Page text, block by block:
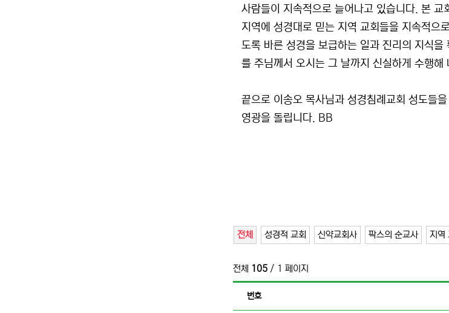
사람들이 지속적으로 늘어나고 있습니다. 본
지역에 성경대로 믿는 지역 교회들을 지속적으
도록 바른 성경을 보급하는 일과 진리의 지식
를 주님께서 오시는 그 날까지 신실하게 수행해
끝으로 이송오 목사님과 성경침례교회 성도들
영광을 돌립니다. BB
전체 성경적 교회 신약교회사 팍스의 순교사 지역
전체 105 / 1 페이지
번호